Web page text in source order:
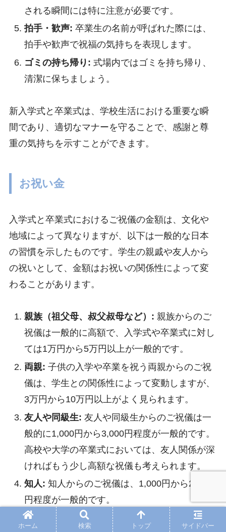
される瞬間には特に注意が必要です。
拍手・歓声: 卒業生の名前が呼ばれた際には、
拍手や歓声で祝福の気持ちを表現します。
ゴミの持ち帰り: 式場内ではゴミを持ち帰り、
清潔に保ちましょう。
新入学式と卒業式は、学校生活における重要な瞬
間であり、適切なマナーを守ることで、感謝と尊
重の気持ちを示すことができます。
お祝い金
入学式と卒業式におけるご祝儀の金額は、文化や
地域によって異なりますが、以下は一般的な日本
の習慣を示したものです。学生の親戚や友人から
の祝いとして、金額はお祝いの関係性によって変
わることがあります。
親族（祖父母、叔父叔母など）: 親族からのご
祝儀は一般的に高額で、入学式や卒業式に対し
ては1万円から5万円以上が一般的です。
両親: 子供の入学や卒業を祝う両親からのご祝
儀は、学生との関係性によって変動しますが、
3万円から10万円以上がよく見られます。
友人や同級生: 友人や同級生からのご祝儀は一
般的に1,000円から3,000円程度が一般的です。
高校や大学の卒業式においては、友人関係が深
ければもう少し高額な祝儀も考えられます。
知人: 知人からのご祝儀は、1,000円から2,000
円程度が一般的です。
会社関係:
子供の入学や卒業を共に祝う場合、
ホーム 検索 トップ サイドバー